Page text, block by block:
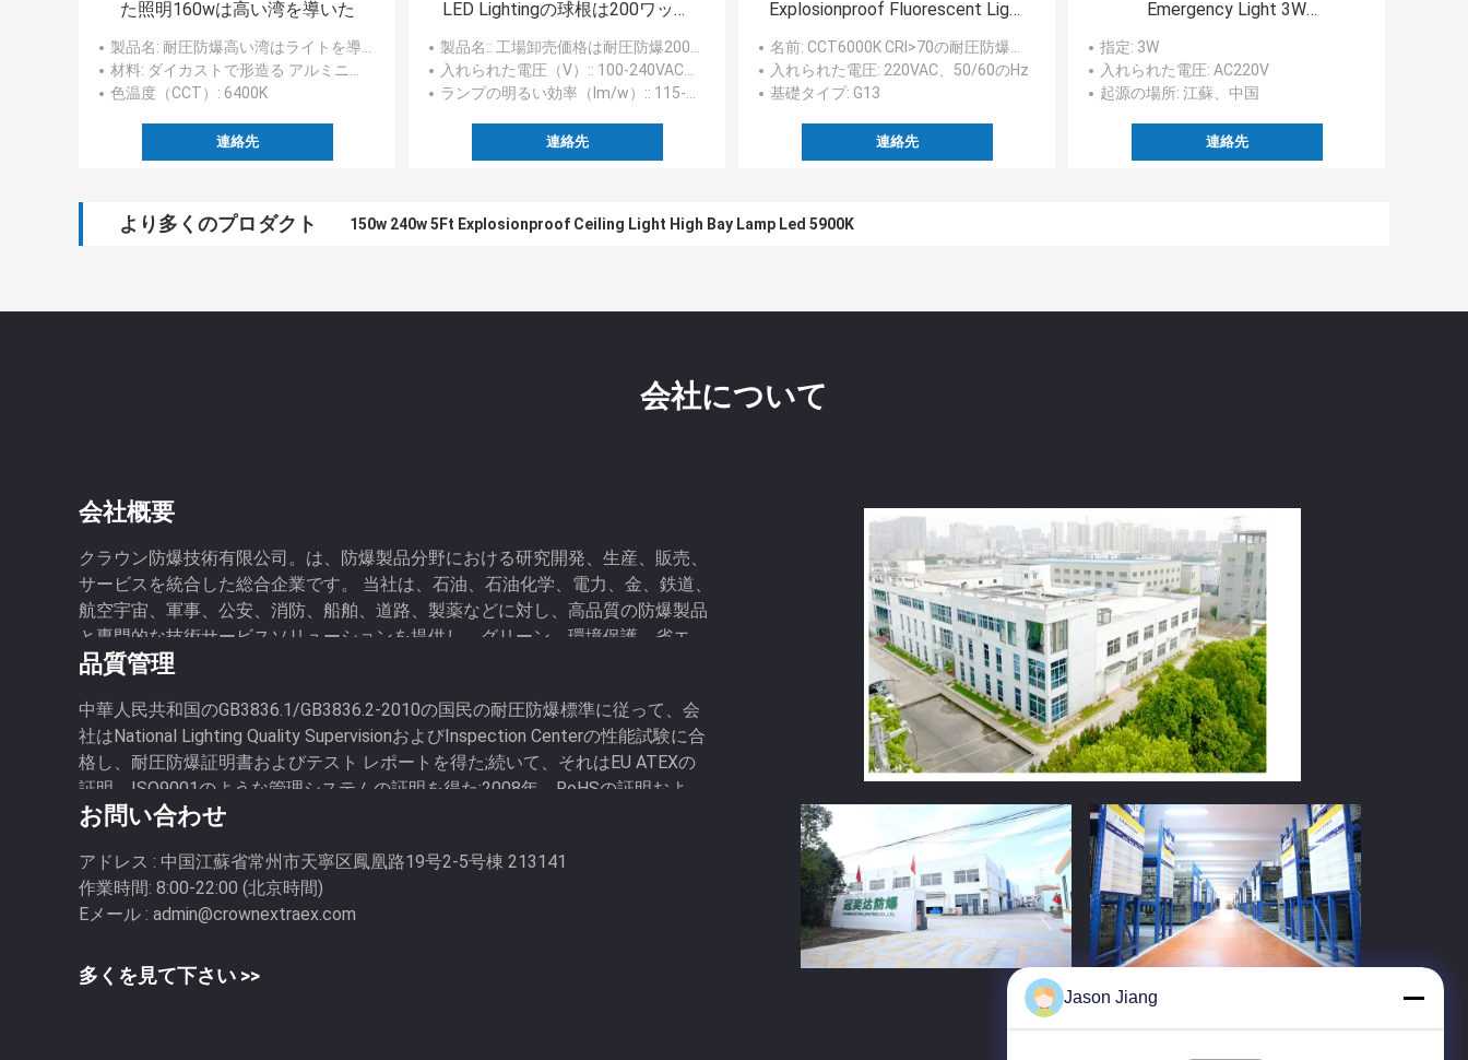
た照明160wは高い湾を導いた
製品名: 耐圧防爆高い湾はライトを導いた
材料: ダイカストで形造る アルミニウム
色温度（CCT） : 6400K
連絡先
LED Lightingの球根は200ワット
ビーム角を120度導いた
製品名:: 工場卸売価格は耐圧防爆200ワットによって導かれた洪水の光ビーム角度を120度導いた
入れられた電圧（V）:: 100-240VAC、50-60Hz
ランプの明るい効率（lm/w）:: 115-130
連絡先
Explosionproof Fluorescent Light
3ft 5ft Linear
名前: CCT6000K CRI>70の耐圧防爆蛍光灯の線形管の照明設備
入れられた電圧: 220VAC、50/60のHz
基礎タイプ: G13
連絡先
Emergency Light 3W
Rechargeable 3.6V
指定: 3W
入れられた電圧: AC220V
起源の場所: 江蘇、中国
連絡先
より多くのプロダクト 150w 240w 5Ft Explosionproof Ceiling Light High Bay Lamp Led 5900K
会社について
会社概要
クラウン防爆技術有限公司。は、防爆製品分野における研究開発、生産、販売、
サービスを統合した総合企業です。 当社は、石油、石油化学、電力、金、鉄道、
航空宇宙、軍事、公安、消防、船舶、道路、製薬などに対し、高品質の防爆製品
と専門的な技術サービスソリューションを提供し、グリーン、環境保護、省エネ
をリードする産業用照明ソリューションプロバイダーになることを目指していま
品質管理
中華人民共和国のGB3836.1/GB3836.2-2010の国民の耐圧防爆標準に従って、会
社はNational Lighting Quality SupervisionおよびInspection Centerの性能試験に合
格し、耐圧防爆証明書およびテスト レポートを得た;続いて、それはEU ATEXの
証明、ISO9001のような管理システムの証明を得た:2008年、RoHSの証明および
生産免許証...
お問い合わせ
アドレス : 中国江蘇省常州市天寧区鳳凰路19号2-5号棟 213141
作業時間: 8:00-22:00 (北京時間)
Eメール : admin@crownextraex.com
多くを見て下さい >>
Jason Jiang